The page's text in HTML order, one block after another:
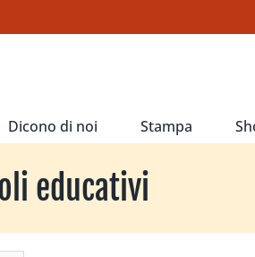
Dicono di noi Stampa
educativi